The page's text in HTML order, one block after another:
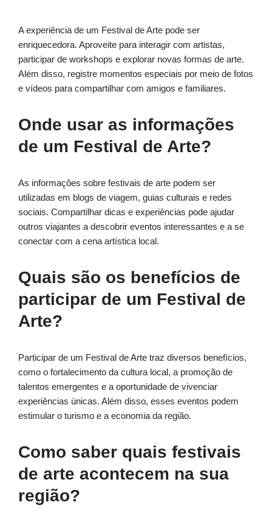
A experiência de um Festival de Arte pode ser
enriquecedora. Aproveite para interagir com artistas,
participar de workshops e explorar novas formas de arte.
Além disso, registre momentos especiais por meio de fotos
e vídeos para compartilhar com amigos e familiares.
Onde usar as informações
de um Festival de Arte?
As informações sobre festivais de arte podem ser
utilizadas em blogs de viagem, guias culturais e redes
sociais. Compartilhar dicas e experiências pode ajudar
outros viajantes a descobrir eventos interessantes e a se
conectar com a cena artística local.
Quais são os benefícios de
participar de um Festival de
Arte?
Participar de um Festival de Arte traz diversos benefícios,
como o fortalecimento da cultura local, a promoção de
talentos emergentes e a oportunidade de vivenciar
experiências únicas. Além disso, esses eventos podem
estimular o turismo e a economia da região.
Como saber quais festivais
de arte acontecem na sua
região?